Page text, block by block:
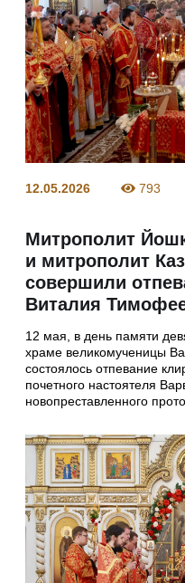
12.05.2026 793
Митрополит
и митрополит
совершили
Виталия
12 мая, в день памяти
храме великомученицы
состоялось отпевание
почетного настоятеля
новопреставленного